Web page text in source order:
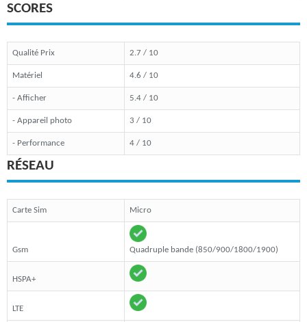
SCORES
Qualité Prix 2.7 / 10
Matériel 4.6 / 10
- Afficher 5.4 / 10
- Appareil photo 3 / 10
- Performance 4 / 10
RÉSEAU
Carte Sim Micro
Gsm Quadruple bande (850/900/1800/1900)
HSPA+
LTE